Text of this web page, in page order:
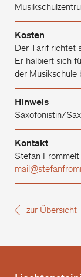
Kosten
Der Tarif richtet
Er halbiert sich
der Musikschule
Hinweis
Saxofonistin/
Kontakt
Stefan Frommelt
zur Übersicht